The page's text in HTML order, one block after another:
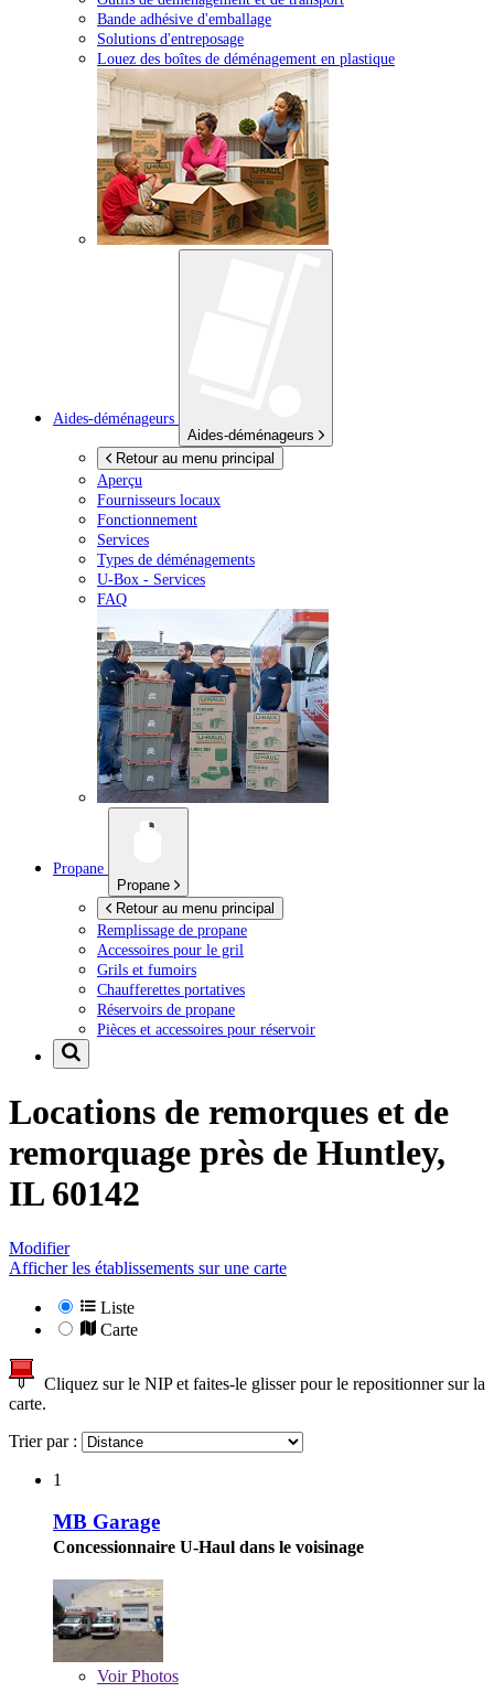
Bande adhésive d'emballage
Solutions d'entreposage
Louez des boîtes de déménagement en plastique
Aides-déménageurs
Aides-déménageurs
Retour au menu principal
Aperçu
Fournisseurs locaux
Fonctionnement
Services
Types de déménagements
U-Box - Services
FAQ
Propane
Propane
Retour au menu principal
Remplissage de propane
Accessoires pour le gril
Grils et fumoirs
Chaufferettes portatives
Réservoirs de propane
Pièces et accessoires pour réservoir
Locations de remorques et de
remorquage près de Huntley,
IL 60142
Modifier
Afficher les établissements sur une carte
Liste
Carte
Cliquez sur le NIP et faites-le glisser pour le repositionner sur la
carte.
Trier par :
1
MB Garage
Concessionnaire U-Haul dans le voisinage
VoirPhotos